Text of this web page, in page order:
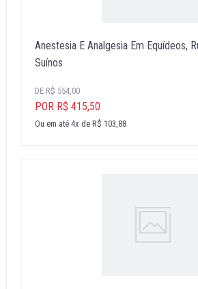
Anestesia E Analgesia Em Equídeos,
Suínos
DE R$ 554,00
POR R$ 415,50
Ou em até 4x de R$ 103,88